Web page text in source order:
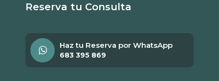
Reserva tu Consulta
Haz tu Reserva por WhatsApp
683 395 869